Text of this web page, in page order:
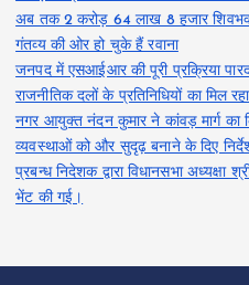
अब तक 2 करोड़ 64 लाख 8 हजार
गंतव्य की ओर हो चुके हैं रवाना
जनपद में एसआईआर की पूरी प्रक्रिया
राजनीतिक दलों के प्रतिनिधियों का मिल
नगर आयुक्त नंदन कुमार ने कांवड़ मार्ग का
व्यवस्थाओं को और सुदृढ़ बनाने के दिए
प्रबन्ध निदेशक द्वारा विधानसभा अध्यक्षा
भेंट की गई।